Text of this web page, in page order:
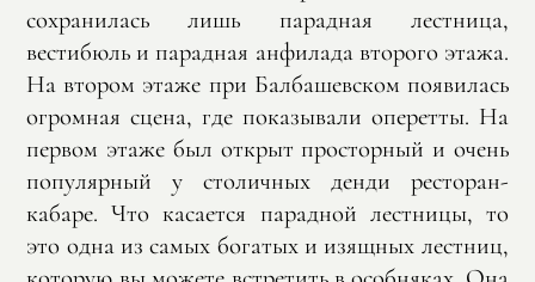
сохранилась лишь парадная лестница,
вестибюль и парадная анфилада второго этажа.
На втором этаже при Балбашевском появилась
огромная сцена, где показывали оперетты. На
первом этаже был открыт просторный и очень
популярный у столичных денди ресторан-
кабаре. Что касается парадной лестницы, то
это одна из самых богатых и изящных лестниц,